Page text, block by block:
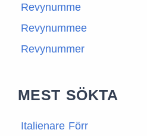
Revynumme
Revynummee
Revynummer
MEST SÖKTA
Italienare Förr